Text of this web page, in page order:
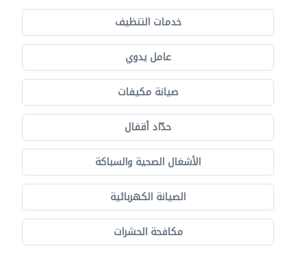
خدمات التنظيف
عامل يدوي
صيانة مكيفات
حدّاد أقفال
الأشغال الصحية والسباكة
الصيانة الكهربائية
مكافحة الحشرات